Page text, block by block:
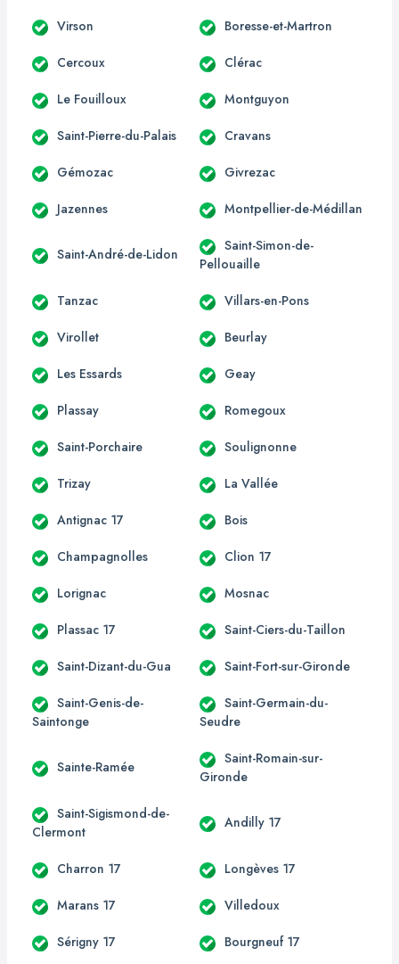
Virson Boresse-et-Martron
Cercoux Clérac
Le Fouilloux Montguyon
Saint-Pierre-du-Palais Cravans
Gémozac Givrezac
Jazennes Montpellier-de-Médillan
Saint-André-de-Lidon
Saint-Simon-de-
Pellouaille
Tanzac Villars-en-Pons
Virollet Beurlay
Les Essards Geay
Plassay Romegoux
Saint-Porchaire Soulignonne
Trizay La Vallée
Antignac 17 Bois
Champagnolles Clion 17
Lorignac Mosnac
Plassac 17 Saint-Ciers-du-Taillon
Saint-Dizant-du-Gua Saint-Fort-sur-Gironde
Saint-Genis-de-
Saintonge
Saint-Germain-du-
Seudre
Sainte-Ramée
Saint-Romain-sur-
Gironde
Saint-Sigismond-de-
Clermont
Andilly 17
Charron 17 Longèves 17
Marans 17 Villedoux
Sérigny 17 Bourgneuf 17